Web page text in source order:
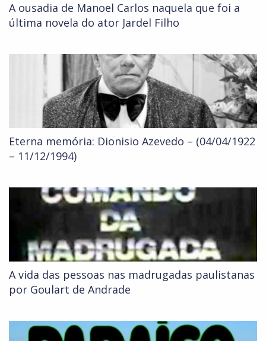
A ousadia de Manoel Carlos naquela que foi a
última novela do ator Jardel Filho
Eterna memória: Dionisio Azevedo – (04/04/1922
– 11/12/1994)
A vida das pessoas nas madrugadas paulistanas
por Goulart de Andrade